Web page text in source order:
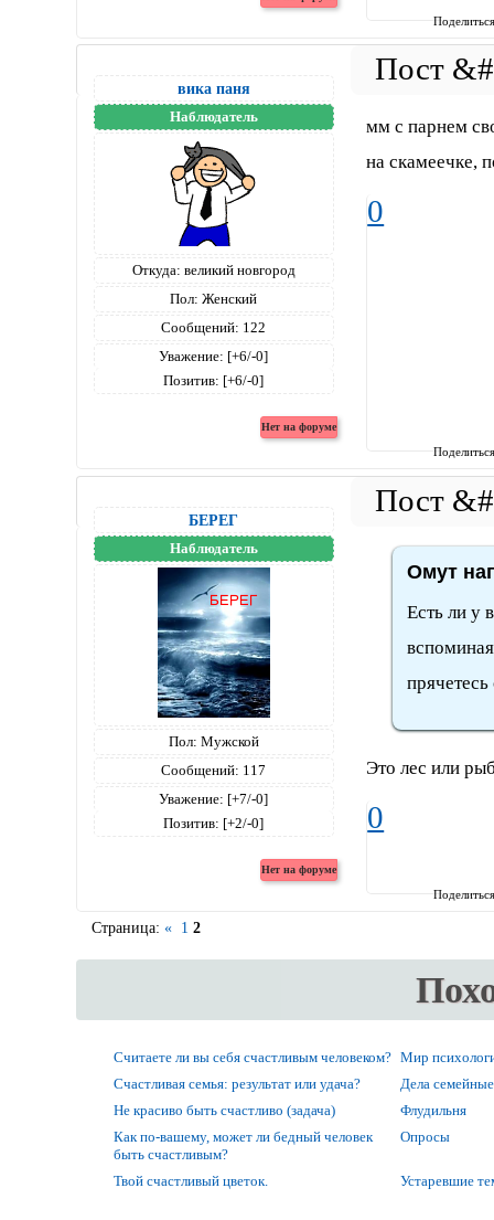
вика паня
Наблюдатель
Откуда: великий новгород
Пол: Женский
Сообщений: 122
Уважение: [+6/-0]
Позитив: [+6/-0]
мм с парнем
на скамеечке,
0
БЕРЕГ
Наблюдатель
Пол: Мужской
Сообщений: 117
Уважение: [+7/-0]
Позитив: [+2/-0]
Омут
Есть ли у
Это лес или
0
Страница: « 1 2
Считаете ли вы себя счастливым человеком? Мир
Счастливая семья: результат или удача?
Дела
Не красиво быть счастливо (задача)
Флудильня
Как по-вашему, может ли бедный человек
быть счастливым?
Опросы
Твой счастливый цветок. Устаревшие